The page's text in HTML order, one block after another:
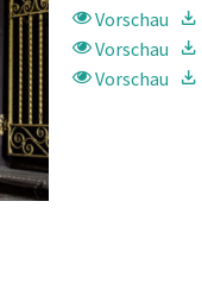
Vorschau
Vorschau
Vorschau